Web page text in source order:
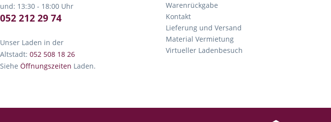
und: 13:30 - 18:00 Uhr
052 212 29 74
Unser Laden in der
Altstadt: 052 508 18 26
Siehe Öffnungszeiten Laden.
Warenrückgabe
Kontakt
Lieferung und Versand
Material Vermietung
Virtueller Ladenbesuch